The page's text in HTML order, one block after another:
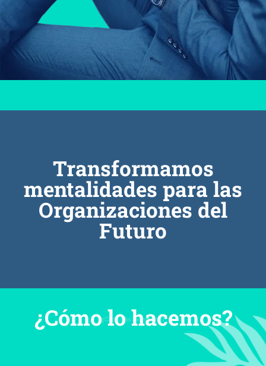
Transformamos
mentalidades para las
Organizaciones del
Futuro
¿Cómo lo hacemos?